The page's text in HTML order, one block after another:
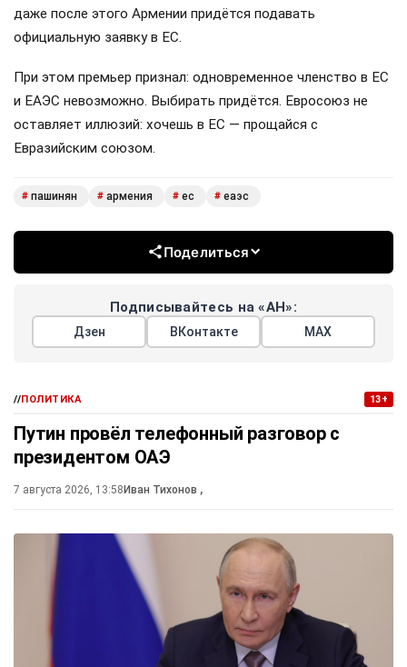
даже после этого Армении придётся подавать
официальную заявку в ЕС.
При этом премьер признал: одновременное членство в ЕС
и ЕАЭС невозможно. Выбирать придётся. Евросоюз не
оставляет иллюзий: хочешь в ЕС — прощайся с
Евразийским союзом.
# пашинян # армения # ес # еаэс
Поделиться
Подписывайтесь на «АН»:
Дзен ВКонтакте МАХ
//ПОЛИТИКА 13+
Путин провёл телефонный разговор с
президентом ОАЭ
7 августа 2026, 13:58Иван Тихонов ,